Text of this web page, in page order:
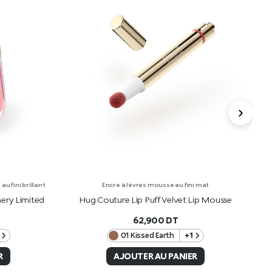
fini brillant
Limited
Encre à lèvres mousse au fini mat
Hug Couture Lip Puff Velvet Lip Mousse
62,900 DT
01 Kissed Earth +1
AJOUTER AU PANIER